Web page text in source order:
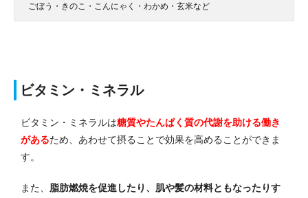
ごぼう・きのこ・こんにゃく・わかめ・玄米など
ビタミン・ミネラル
ビタミン・ミネラルは糖質やたんぱく質の代謝を助ける働き
があるため、あわせて摂ることで効果を高めることができま
す。
また、 脂肪燃焼を促進したり、肌や髪の材料ともなったりす